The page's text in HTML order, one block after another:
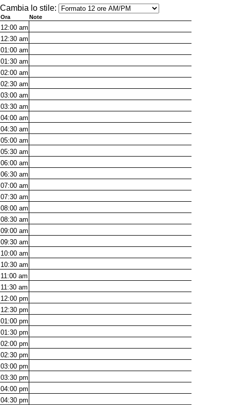
Cambia lo stile:
Ora Note
12:00 am
12:30 am
01:00 am
01:30 am
02:00 am
02:30 am
03:00 am
03:30 am
04:00 am
04:30 am
05:00 am
05:30 am
06:00 am
06:30 am
07:00 am
07:30 am
08:00 am
08:30 am
09:00 am
09:30 am
10:00 am
10:30 am
11:00 am
11:30 am
12:00 pm
12:30 pm
01:00 pm
01:30 pm
02:00 pm
02:30 pm
03:00 pm
03:30 pm
04:00 pm
04:30 pm